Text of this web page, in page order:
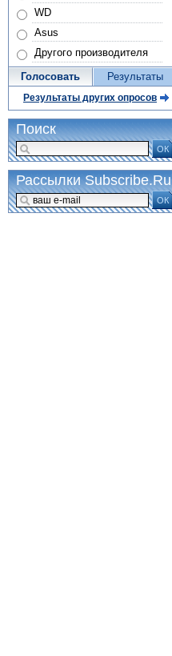
WD
Asus
Другого производителя
Голосовать Результаты
Результаты других опросов
Поиск
ОК
Рассылки Subscribe.Ru
ОК